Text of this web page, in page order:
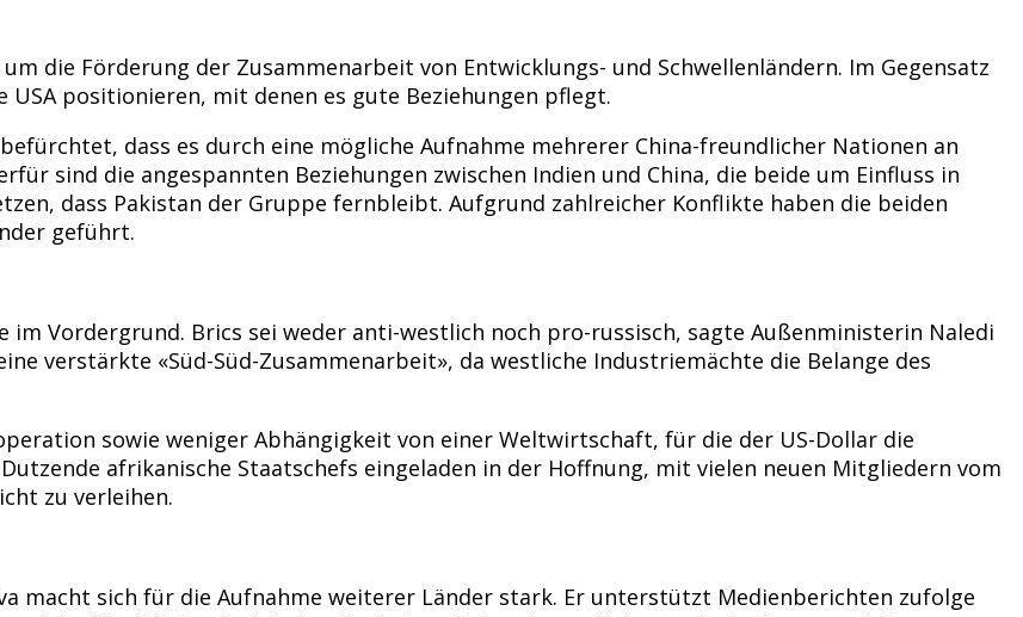
die Förderung der Zusammenarbeit von Entwicklungs- und Schwellenländern. Im Gegensatz
USA positionieren, mit denen es gute Beziehungen pflegt.
dass es durch eine mögliche Aufnahme mehrerer China-freundlicher Nationen an
sind die angespannten Beziehungen zwischen Indien und China, die beide um Einfluss in
dass Pakistan der Gruppe fernbleibt. Aufgrund zahlreicher Konflikte haben die beiden
geführt.
Vordergrund. Brics sei weder anti-westlich noch pro-russisch, sagte Außenministerin Naledi
verstärkte «Süd-Süd-Zusammenarbeit», da westliche Industriemächte die Belange des
sowie weniger Abhängigkeit von einer Weltwirtschaft, für die der US-Dollar die
afrikanische Staatschefs eingeladen in der Hoffnung, mit vielen neuen Mitgliedern vom
zu verleihen.
macht sich für die Aufnahme weiterer Länder stark. Er unterstützt Medienberichten zufolge